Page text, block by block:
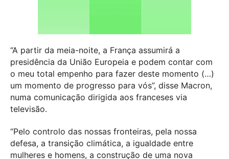
“A partir da meia-noite, a França assumirá a
presidência da União Europeia e podem contar com
o meu total empenho para fazer deste momento (…)
um momento de progresso para vós”, disse Macron,
numa comunicação dirigida aos franceses via
televisão.
“Pelo controlo das nossas fronteiras, pela nossa
defesa, a transição climática, a igualdade entre
mulheres e homens, a construção de uma nova